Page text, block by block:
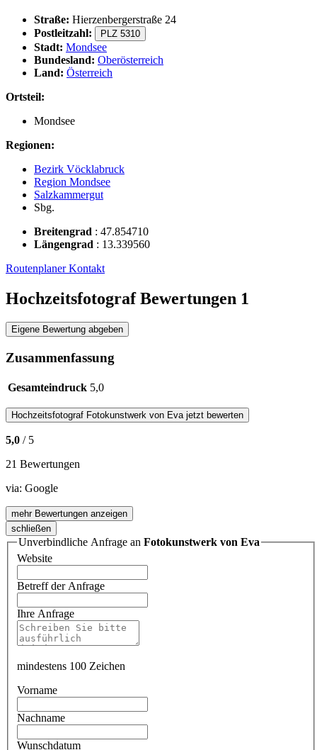
Straße: Hierzenbergerstraße 24
Postleitzahl:
PLZ 5310
Stadt: Mondsee
Bundesland: Oberösterreich
Land: Österreich
Ortsteil:
Mondsee
Regionen:
Bezirk Vöcklabruck
Region Mondsee
Salzkammergut
Sbg.
Breitengrad : 47.854710
Längengrad : 13.339560
RoutenplanerKontakt
Hochzeitsfotograf Bewertungen 1
Eigene Bewertung abgeben
Zusammenfassung
Gesamteindruck 5,0
Hochzeitsfotograf Fotokunstwerk von Eva jetzt bewerten
5,0 / 5
21 Bewertungen
via: Google
mehr Bewertungen anzeigen
schließen
Unverbindliche Anfrage an Fotokunstwerk von Eva
Website
Betreff der Anfrage
Ihre Anfrage
mindestens 100 Zeichen
Vorname
Nachname
Wunschdatum